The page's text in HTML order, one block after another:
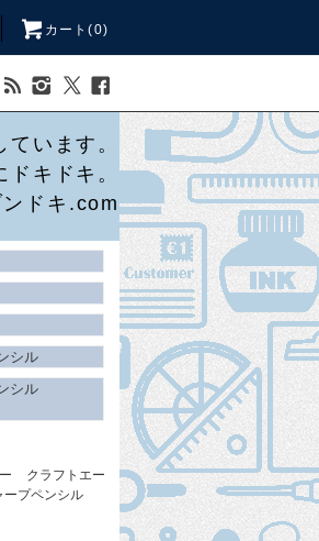
カート(0)
います。
ドキドキ。
ンドキ.com
シル
シル
クラフトエー
ープペンシル